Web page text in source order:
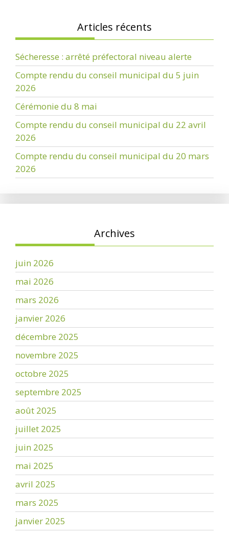
Articles récents
Sécheresse : arrêté préfectoral niveau alerte
Compte rendu du conseil municipal du 5 juin
2026
Cérémonie du 8 mai
Compte rendu du conseil municipal du 22 avril
2026
Compte rendu du conseil municipal du 20 mars
2026
Archives
juin 2026
mai 2026
mars 2026
janvier 2026
décembre 2025
novembre 2025
octobre 2025
septembre 2025
août 2025
juillet 2025
juin 2025
mai 2025
avril 2025
mars 2025
janvier 2025